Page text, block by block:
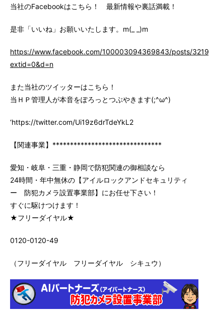
当社のFacebookはこちら！ 最新情報や裏話満載！
是非「いいね」お願いいたします。m(_ _)m
https://www.facebook.com/100003094369843/posts/
extid=0&d=n
また当社のツイッターはこちら！
当ＨＰ管理人が本音をぽろっとつぶやきます(;^ω^)
‘https://twitter.com/Ui19z6drTdeYkL2
【関連事業】*******************************
愛知・岐阜・三重・静岡で防犯関連の御相談なら
24時間・年中無休の【アイルロックアンドセキュリティ
ー 防犯カメラ設置事業部】にお任せ下さい！
すぐに駆けつけます！
★フリーダイヤル★
0120-0120-49
（フリーダイヤル フリーダイヤル シキュウ）